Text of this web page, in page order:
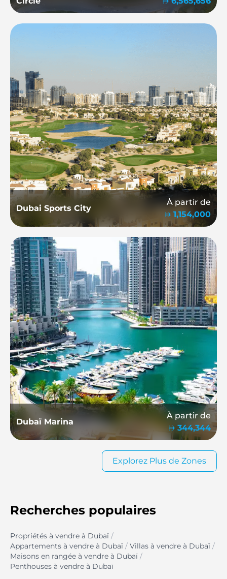
Dubai Sports City
À partir de
1,154,000
Dubaï Marina
À partir de
344,344
Explorez Plus de Zones
Recherches populaires
Propriétés à vendre à Dubaï /
Appartements à vendre à Dubaï / Villas à vendre à Dubaï /
Maisons en rangée à vendre à Dubaï /
Penthouses à vendre à Dubaï